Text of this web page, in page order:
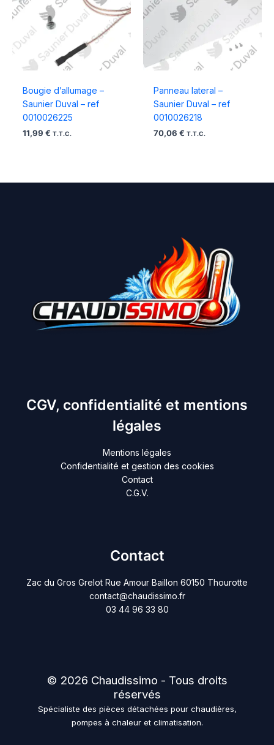
Bougie d’allumage –
Saunier Duval – ref
0010026225
11,99 € T.T.C.
Panneau lateral –
Saunier Duval – ref
0010026218
70,06 € T.T.C.
CGV, confidentialité et mentions
légales
Mentions légales
Confidentialité et gestion des cookies
Contact
C.G.V.
Contact
Zac du Gros Grelot Rue Amour Baillon 60150 Thourotte
contact@chaudissimo.fr
03 44 96 33 80
© 2026 Chaudissimo - Tous droits
réservés
Spécialiste des pièces détachées pour chaudières,
pompes à chaleur et climatisation.